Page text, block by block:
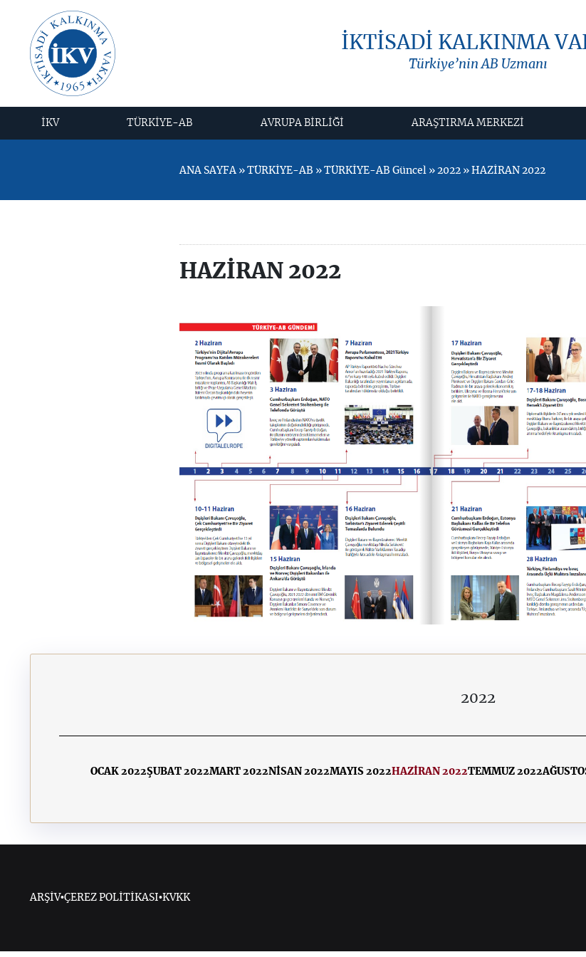
İKTİSADİ KALKINMA
Türkiye’nin AB Uzmanı
İKV TÜRKİYE-AB AVRUPA BİRLİĞİ ARAŞTIRMA MERKEZİ
ANA SAYFA » TÜRKİYE-AB » TÜRKİYE-AB Güncel » 2022 » HAZİRAN 2022
HAZİRAN 2022
2022
OCAK 2022ŞUBAT 2022MART 2022NİSAN 2022MAYIS 2022HAZİRAN 2022TEMMUZ 2022
ARŞİV•ÇEREZ POLİTİKASI •KVKK